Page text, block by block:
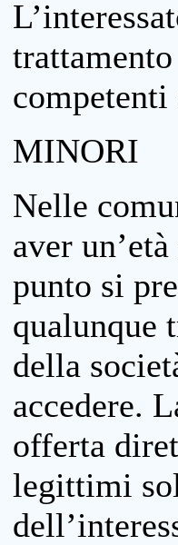
competenti
MINORI
Nelle
aver
punto si
qualunque
della
accedere.
offerta
legittimi